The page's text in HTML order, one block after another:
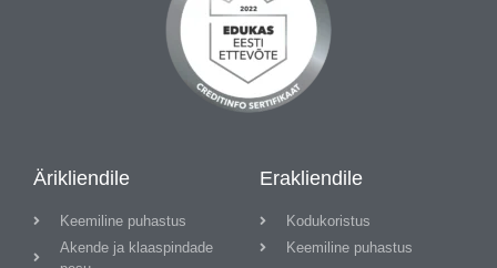
Ärikliendile
Keemiline puhastus
Akende ja klaaspindade
Erakliendile
Kodukoristus
Keemiline puhastus